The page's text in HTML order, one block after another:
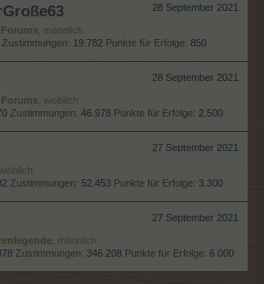
28 September 2021
, männlich
Zustimmungen: 19.782 Punkte für Erfolge: 850
28 September 2021
, weiblich
Zustimmungen: 46.978 Punkte für Erfolge: 2.500
27 September 2021
weiblich
Zustimmungen: 52.453 Punkte für Erfolge: 3.300
27 September 2021
, männlich
Zustimmungen: 346.208 Punkte für Erfolge: 6.000